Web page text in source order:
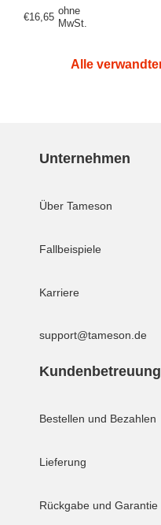
Regulärer
€16,65
ohne
MwSt.
Alle
Unternehmen
Über Tameson
Fallbeispiele
Karriere
support@tameson.de
Kundenbetreuung
Bestellen und Bezahlen
Lieferung
Rückgabe und Garantie